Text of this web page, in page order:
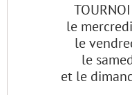
le
le
le
et le